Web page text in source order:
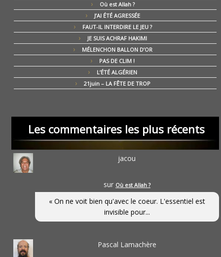
Où est Allah ?
J’AI ÉTÉ AGRESSÉE
FAUT-IL INTERDIRE LE JEU ?
JE SUIS ACHRAF HAKIMI
MÉLENCHON BALLON D’OR
PAS DE CLIM !
L’ÉTÉ ALGÉRIEN
21juin – LA FÊTE DE TROP
Les commentaires les plus récents
jacou
sur Où est Allah ?
« On ne voit bien qu'avec le coeur. L'essentiel est
invisible pour...
Pascal Lamachère